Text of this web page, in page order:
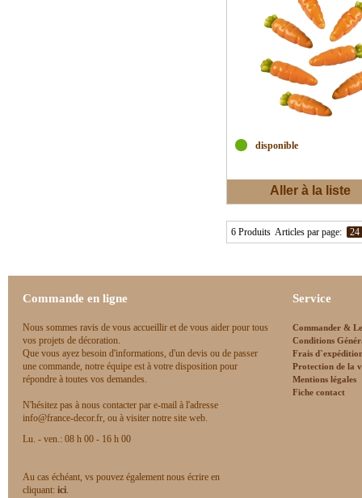
disponible
Aller à la liste
6 Produits Articles par page: 24
Commande en ligne
Nous sommes ravis de vous accueillir et de vous aider pour tous
vos projets de décoration.
Que vous ayez besoin d'informations, d'un devis ou de passer
une commande, notre équipe est à votre disposition pour
répondre à toutes vos demandes.
N'hésitez pas à nous contacter par e-mail à l'adresse
info@france-decor.fr, ou à visiter notre site web.
Lu. - ven.: 08 h 00 - 16 h 00
Au cas échéant, vs pouvez également nous écrire en
cliquant: ici.
Service
Commander &
Conditions
Frais
Protection de la
Mentions légales
Fiche contact